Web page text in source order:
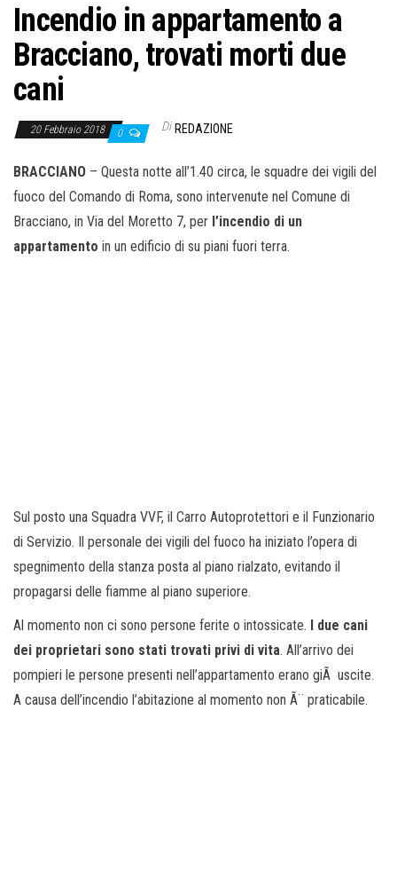
Incendio in appartamento a
Bracciano, trovati morti due
cani
20 Febbraio 2018 0 Di REDAZIONE
BRACCIANO – Questa notte all’1.40 circa, le squadre dei vigili del
fuoco del Comando di Roma, sono intervenute nel Comune di
Bracciano, in Via del Moretto 7, per l’incendio di un
appartamento in un edificio di su piani fuori terra.
Sul posto una Squadra VVF, il Carro Autoprotettori e il Funzionario
di Servizio. Il personale dei vigili del fuoco ha iniziato l’opera di
spegnimento della stanza posta al piano rialzato, evitando il
propagarsi delle fiamme al piano superiore.
Al momento non ci sono persone ferite o intossicate. I due cani
dei proprietari sono stati trovati privi di vita. All’arrivo dei
pompieri le persone presenti nell’appartamento erano giÃ uscite.
A causa dell’incendio l’abitazione al momento non Ã¨ praticabile.